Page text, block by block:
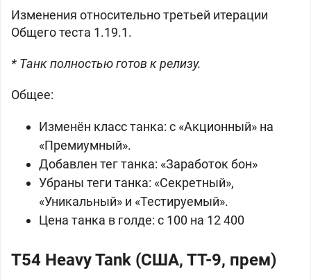
Изменения относительно третьей итерации
Общего теста 1.19.1.
* Танк полностью готов к релизу.
Общее:
Изменён класс танка: с «Акционный» на
«Премиумный».
Добавлен тег танка: «Заработок бон»
Убраны теги танка: «Секретный»,
«Уникальный» и «Тестируемый».
Цена танка в голде: с 100 на 12 400
T54 Heavy Tank (США, ТТ-9, прем)